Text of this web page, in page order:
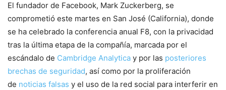
El fundador de Facebook, Mark Zuckerberg, se
comprometió este martes en San José (California), donde
se ha celebrado la conferencia anual F8, con la privacidad
tras la última etapa de la compañía, marcada por el
escándalo de Cambridge Analytica y por las posteriores
brechas de seguridad, así como por la proliferación
de noticias falsas y el uso de la red social para interferir en